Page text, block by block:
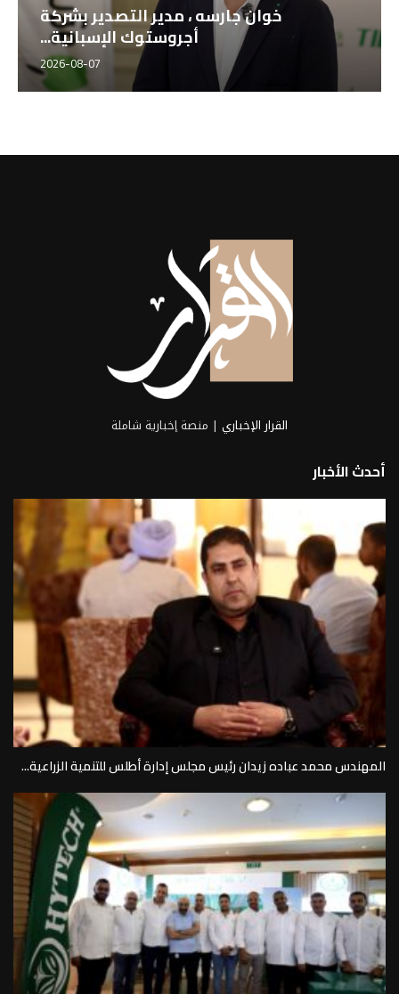
خوان جارسه ، مدير التصدير بشركة
أجروستوك الإسبانية...
2026-08-07
القرار الإخباري | منصة إخبارية شاملة
أحدث الأخبار
المهندس محمد عباده زيدان رئيس مجلس إدارة أطلس للتنمية الزراعية...